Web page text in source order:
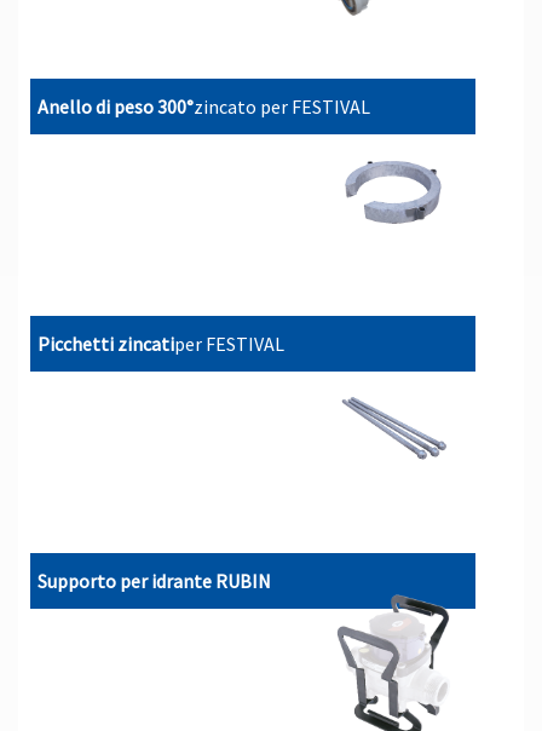
Anello di peso 300°zincato per FESTIVAL
Picchetti zincatiper FESTIVAL
Supporto per idrante RUBIN